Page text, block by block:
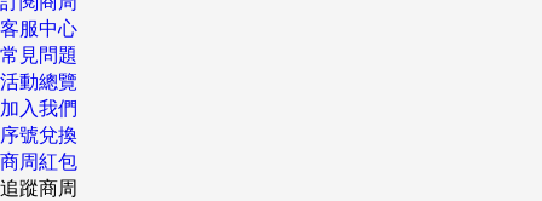
客服中心
常見問題
活動總覽
加入我們
序號兌換
商周紅包
追蹤商周